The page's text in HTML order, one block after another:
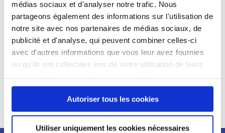
médias sociaux et d'analyser notre trafic. Nous
partageons également des informations sur l'utilisation de
notre site avec nos partenaires de médias sociaux, de
publicité et d'analyse, qui peuvent combiner celles-ci
avec d'autres informations que vous leur avez fournies
ou qu'ils ont collectées lors de votre utilisation de leurs
continuez à utiliser notre site Web.
Autoriser tous les cookies
Utiliser uniquement les cookies nécessaires
Expérience :
Processus
de
recrutement